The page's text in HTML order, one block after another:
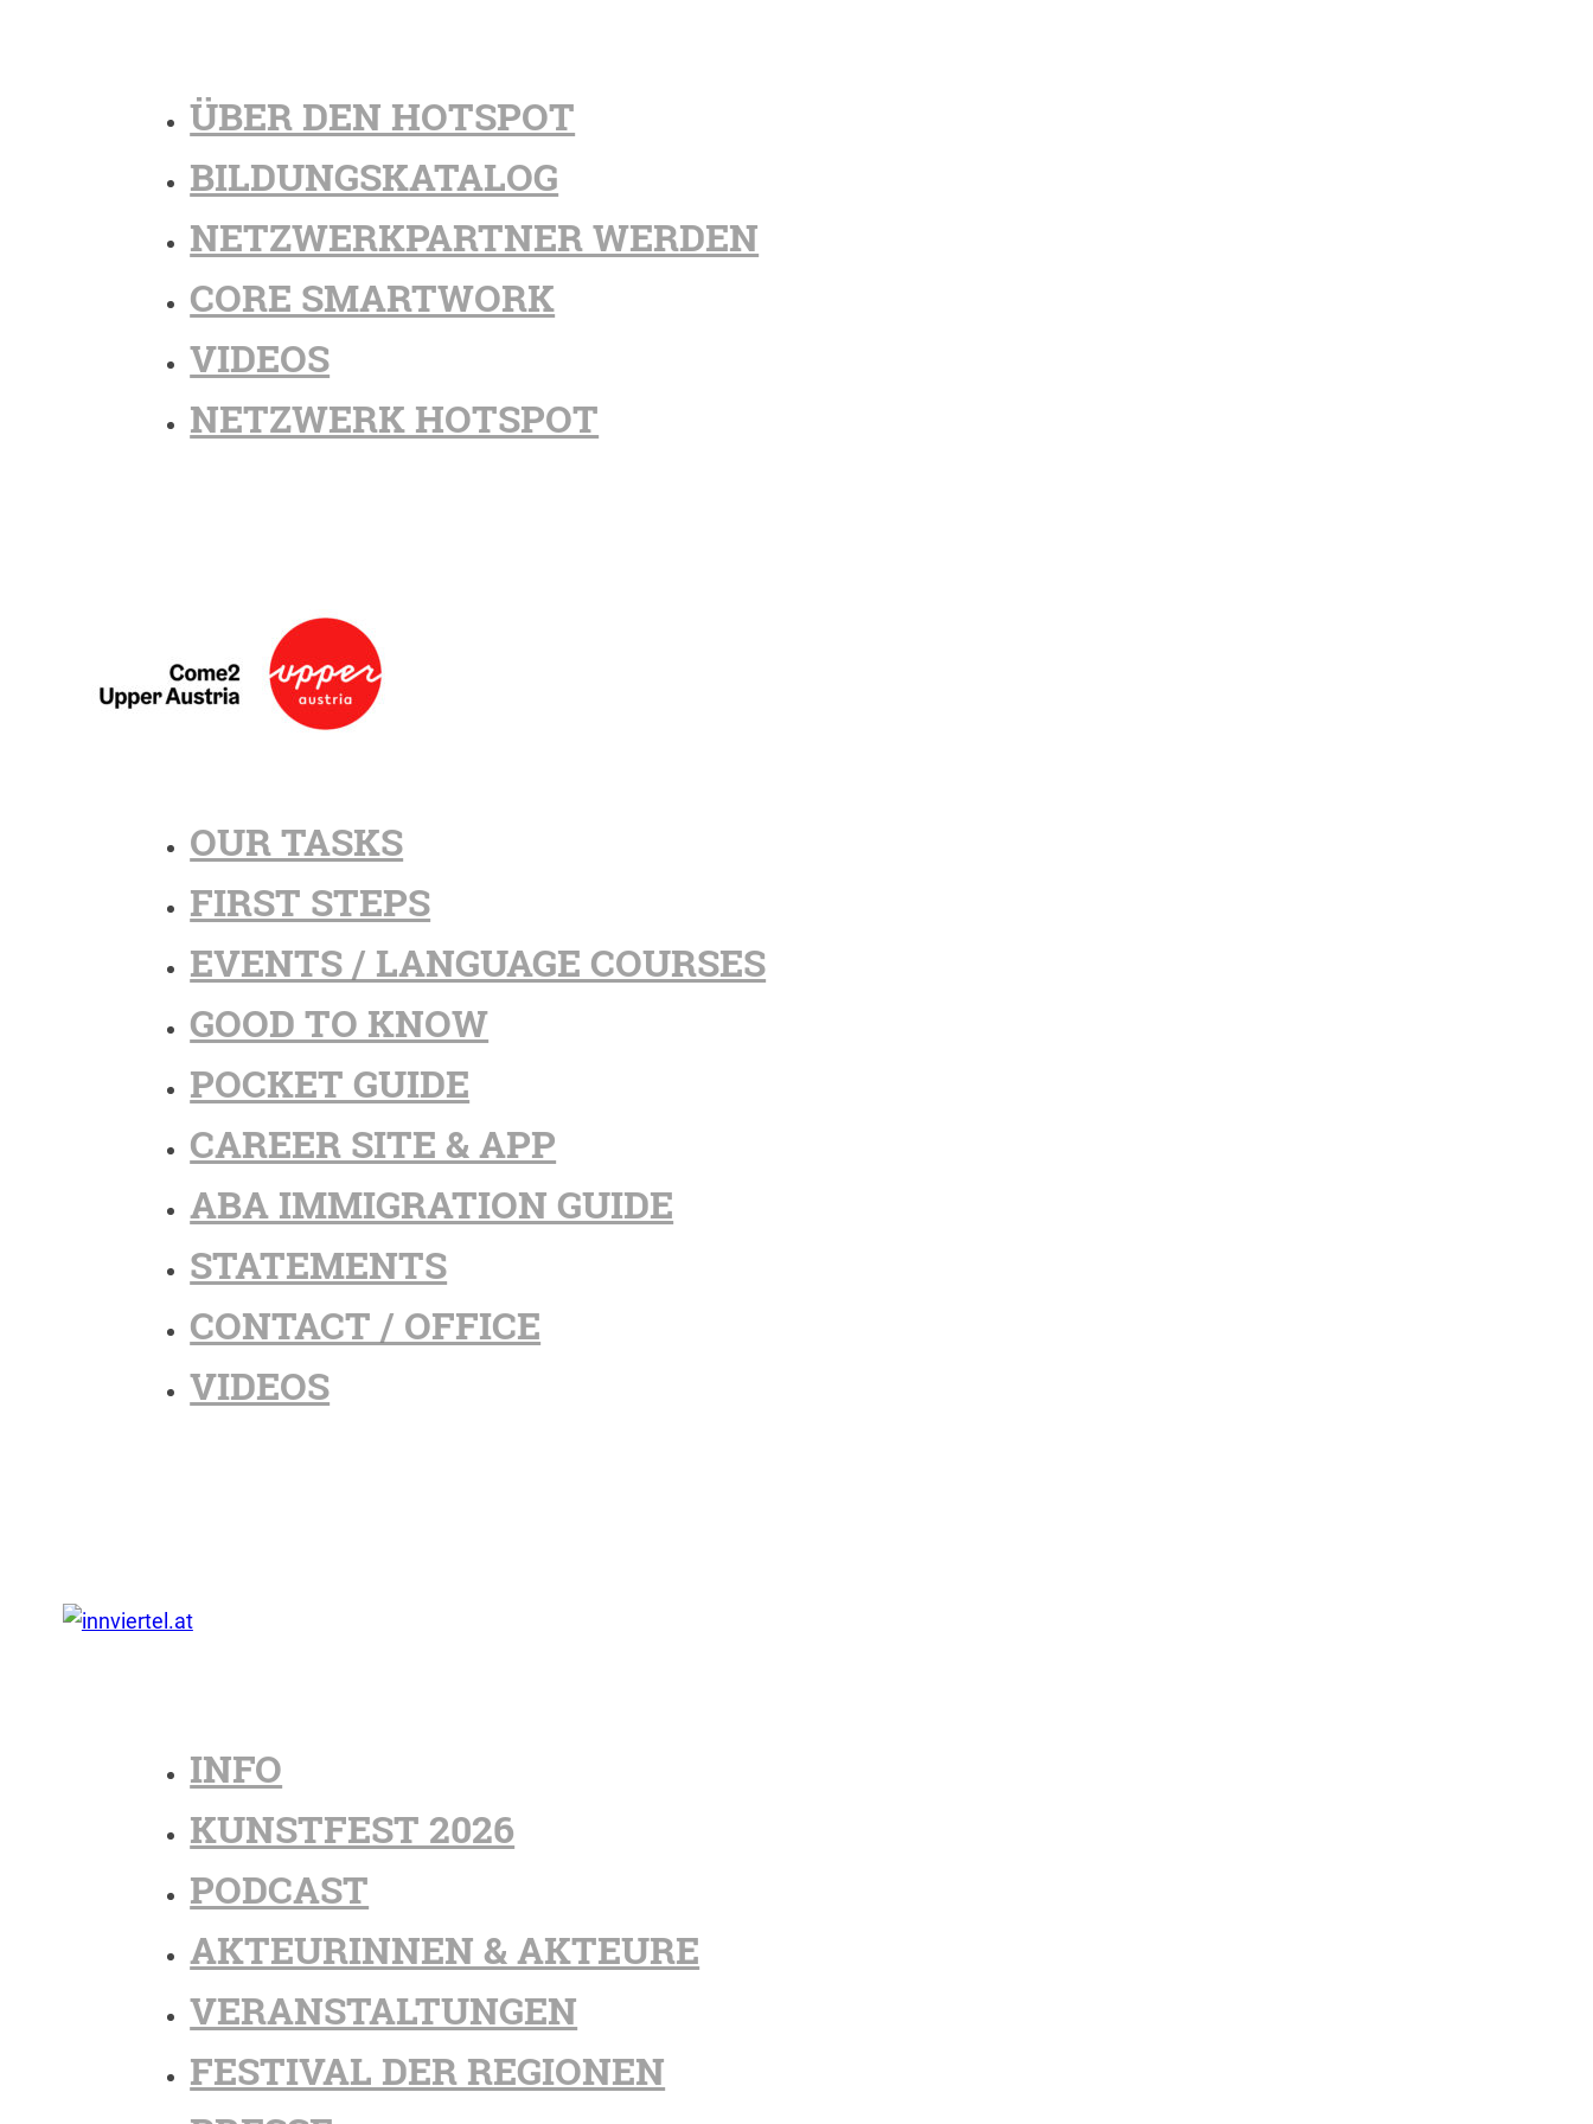
ÜBER DEN HOTSPOT
BILDUNGSKATALOG
NETZWERKPARTNER WERDEN
CORE SMARTWORK
VIDEOS
NETZWERK HOTSPOT
OUR TASKS
FIRST STEPS
EVENTS / LANGUAGE COURSES
GOOD TO KNOW
POCKET GUIDE
CAREER SITE & APP
ABA IMMIGRATION GUIDE
STATEMENTS
CONTACT / OFFICE
VIDEOS
INFO
KUNSTFEST 2026
PODCAST
AKTEURINNEN & AKTEURE
VERANSTALTUNGEN
FESTIVAL DER REGIONEN